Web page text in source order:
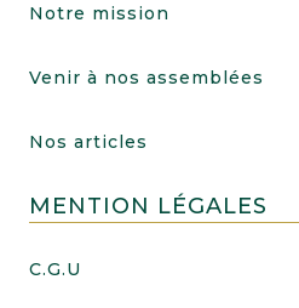
Notre mission
Venir à nos assemblées
Nos articles
MENTION LÉGALES
C.G.U